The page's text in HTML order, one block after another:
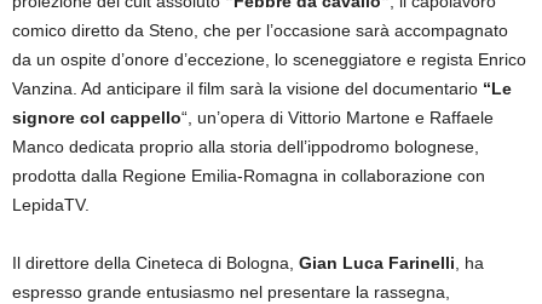
comico diretto da Steno, che per l’occasione sarà accompagnato
da un ospite d’onore d’eccezione, lo sceneggiatore e regista Enrico
Vanzina. Ad anticipare il film sarà la visione del documentario “Le
signore col cappello“, un’opera di Vittorio Martone e Raffaele
Manco dedicata proprio alla storia dell’ippodromo bolognese,
prodotta dalla Regione Emilia-Romagna in collaborazione con
LepidaTV.
Il direttore della Cineteca di Bologna, Gian Luca Farinelli, ha
espresso grande entusiasmo nel presentare la rassegna,